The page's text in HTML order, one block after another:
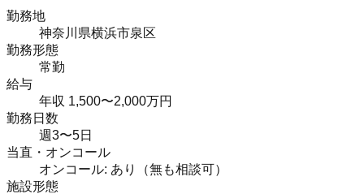
勤務地
神奈川県横浜市泉区
勤務形態
常勤
給与
年収 1,500〜2,000万円
勤務日数
週3〜5日
当直・オンコール
オンコール: あり（無も相談可）
施設形態